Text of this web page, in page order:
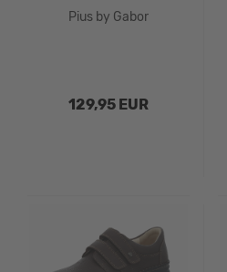
Pius by Gabor
129,95 EUR